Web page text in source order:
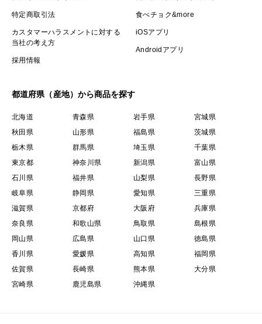
特定商取引法
カスタマーハラスメントに対する
当社の考え方
採用情報
食べチョク&more
iOSアプリ
Androidアプリ
都道府県（産地）から商品を探す
北海道 青森県 岩手県
宮城県
秋田県
山形県 福島県
茨城県
栃木県
群馬県 埼玉県
千葉県
東京都
神奈川県 新潟県
富山県
石川県
福井県 山梨県
長野県
岐阜県
静岡県 愛知県
三重県
滋賀県
京都府 大阪府
兵庫県
奈良県
和歌山県 鳥取県
島根県
岡山県
広島県 山口県
徳島県
香川県
愛媛県 高知県
福岡県
佐賀県
長崎県 熊本県
大分県
宮崎県
鹿児島県 沖縄県